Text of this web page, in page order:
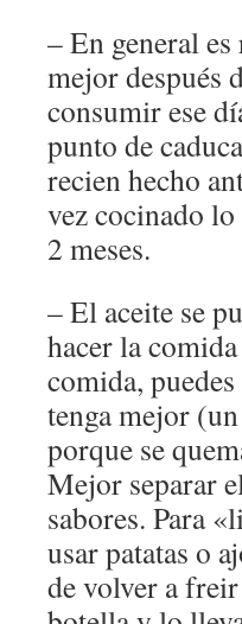
– En general
mejor después
consumir ese
punto de
recien hecho
vez cocinado
2 meses.
– El aceite se
hacer la
comida,
tenga mejor
porque se
Mejor separar
sabores. Para
usar patatas o
de volver a